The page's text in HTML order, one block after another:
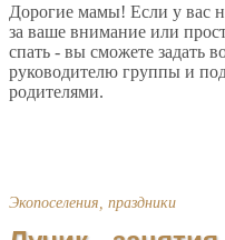
Дорогие мамы! Если у вас
за ваше внимание или
спать - вы сможете задать
руководителю группы и
родителями.
Экопоселения, праздники